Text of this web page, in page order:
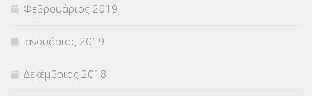
Φεβρουάριος 2019
Ιανουάριος 2019
Δεκέμβριος 2018